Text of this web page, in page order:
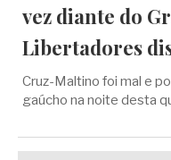
vez diante do
Libertadores
Cruz-Maltino foi mal e
gaúcho na noite desta